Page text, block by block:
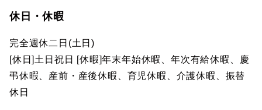
休日・休暇
完全週休二日(土日)
[休日]土日祝日 [休暇]年末年始休暇、年次有給休暇、慶
弔休暇、産前・産後休暇、育児休暇、介護休暇、振替
休日